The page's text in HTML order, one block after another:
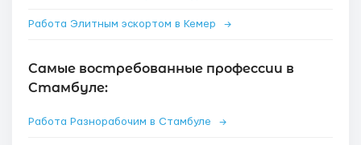
Работа Элитным эскортом в Кемер →
Самые востребованные профессии в
Стамбуле:
Работа Разнорабочим в Стамбуле →